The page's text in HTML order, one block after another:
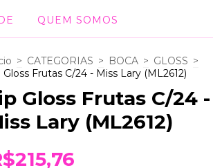
QUEM SOMOS
> CATEGORIAS > BOCA > GLOSS >
Gloss Frutas C/24 - Miss Lary (ML2612)
Gloss Frutas C/24 -
Lary (ML2612)